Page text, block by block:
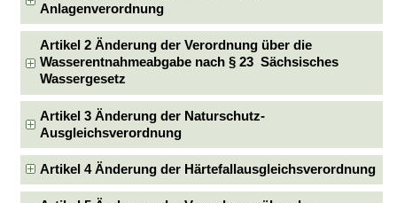
Anlagenverordnung
Artikel 2 Änderung der Verordnung über die
Wasserentnahmeabgabe nach § 23 Sächsisches
Wassergesetz
Artikel 3 Änderung der Naturschutz-
Ausgleichsverordnung
Artikel 4 Änderung der Härtefallausgleichsverordnung